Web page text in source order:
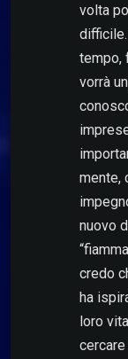
volta
tempo,
vorrà
mente,
nuovo
credo
ha
loro